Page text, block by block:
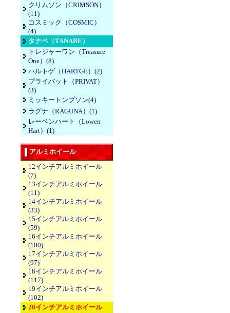
クリムソン（CRIMSON）
(11)
コスミック（COSMIC）
(4)
タナベ（TANABE）
トレジャーワン（Treasure
One）(8)
ハルトゲ（HARTGE）(2)
プライバット（PRIVAT）
(3)
ミッキートンプソン(4)
ラグナ（RAGUNA）(1)
レーベンハート（Lowen
Hart）(1)
アルミホイール
12インチアルミホイール
(7)
13インチアルミホイール
(11)
14インチアルミホイール
(33)
15インチアルミホイール
(59)
16インチアルミホイール
(100)
17インチアルミホイール
(97)
18インチアルミホイール
(117)
19インチアルミホイール
(102)
20インチアルミホイール